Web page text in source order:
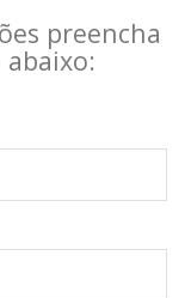
preencha